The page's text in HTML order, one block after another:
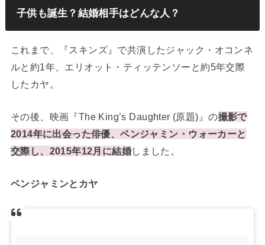
子供も誕生？結婚相手はどんな人？
これまで、『スキンズ』で共演したジャック・オコンネ
ルと約1年、エリオット・ティッテンソーと約5年交際
したカヤ。
その後、映画『The King’s Daughter (原題)』の撮影で
2014年に出会った俳優、ベンジャミン・ウォーカーと
交際し、2015年12月に結婚しました。
ベンジャミンとカヤ